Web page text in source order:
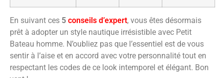
En suivant ces 5 conseils d’expert, vous êtes désormais
prêt à adopter un style nautique irrésistible avec Petit
Bateau homme. N’oubliez pas que l’essentiel est de vous
sentir à l’aise et en accord avec votre personnalité tout en
respectant les codes de ce look intemporel et élégant. Bon